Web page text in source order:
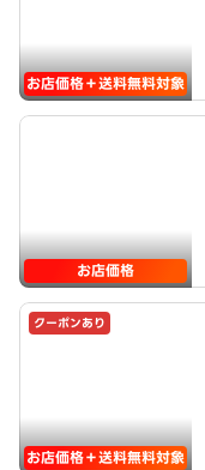
お店価格＋送料無料対象
お店価格
クーポンあり
お店価格＋送料無料対象